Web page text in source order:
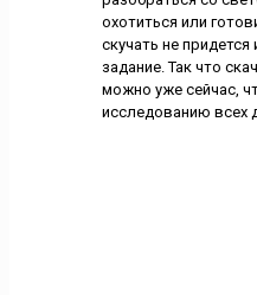
охотиться или
скучать не придется
задание. Так что
можно уже сейчас,
исследованию всех